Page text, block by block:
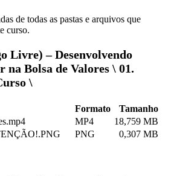
de todas as pastas e arquivos que
curso.
Livre) – Desenvolvendo
na Bolsa de Valores \ 01.
\
Formato
Tamanho
MP4
18,759 MB
PNG 0,307 MB